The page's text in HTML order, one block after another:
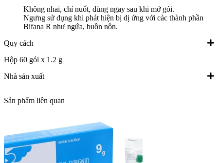
Không nhai, chỉ nuốt, dùng ngay sau khi mở gói.
Ngưng sử dụng khi phát hiện bị dị ứng với các thành phần
Bifana R như ngứa, buồn nôn.
Quy cách
Hộp 60 gói x 1.2 g
Nhà sản xuất
Sản phẩm liên quan